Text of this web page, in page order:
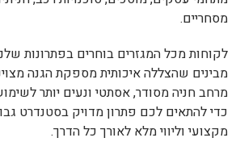
מסחריים.
לקוחות מכל המגזרים בוחרים בפתרונות
מבינים שהצללה איכותית מספקת הגנה
מרחב חניה מסודר, אסתטי ונעים יותר
כדי להתאים לכם פתרון מדויק בסטנדרט
מקצועי וליווי מלא לאורך כל הדרך.